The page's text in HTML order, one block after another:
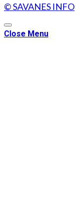
© SAVANES INFO
Close Menu